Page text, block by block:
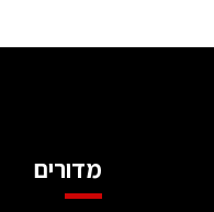
מדורים